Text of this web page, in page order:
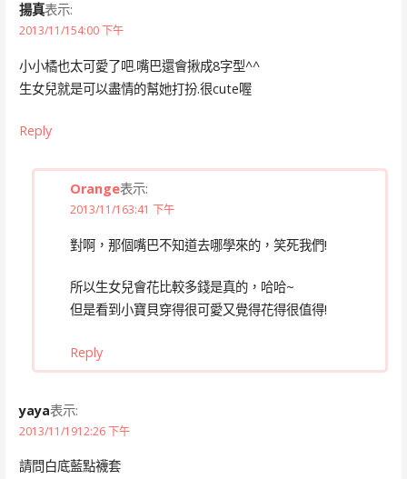
揚真表示:
2013/11/154:00 下午
小小橘也太可愛了吧.嘴巴還會揪成8字型^^
生女兒就是可以盡情的幫她打扮.很cute喔
Reply
Orange表示:
2013/11/163:41 下午
對啊，那個嘴巴不知道去哪學來的，笑死我們!
所以生女兒會花比較多錢是真的，哈哈~
但是看到小寶貝穿得很可愛又覺得花得很值得!
Reply
yaya表示:
2013/11/1912:26 下午
請問白底藍點襪套